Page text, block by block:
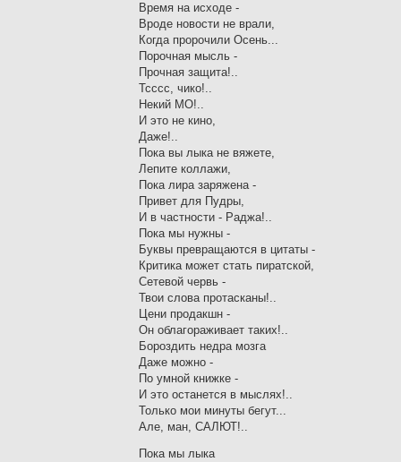
Время на исходе -
Вроде новости не врали,
Когда пророчили Осень...
Порочная мысль -
Прочная защита!..
Тсссс, чико!..
Некий МО!..
И это не кино,
Даже!..
Пока вы лыка не вяжете,
Лепите коллажи,
Пока лира заряжена -
Привет для Пудры,
И в частности - Раджа!..
Пока мы нужны -
Буквы превращаются в цитаты -
Критика может стать пиратской,
Сетевой червь -
Твои слова протасканы!..
Цени продакшн -
Он облагораживает таких!..
Бороздить недра мозга
Даже можно -
По умной книжке -
И это останется в мыслях!..
Только мои минуты бегут...
Але, ман, САЛЮТ!..
Пока мы лыка